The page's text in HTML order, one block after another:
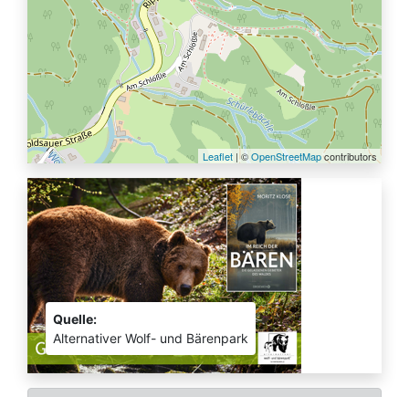
Leaflet | ©OpenStreetMapcontributors
Quelle:
Alternativer Wolf- und Bärenpark